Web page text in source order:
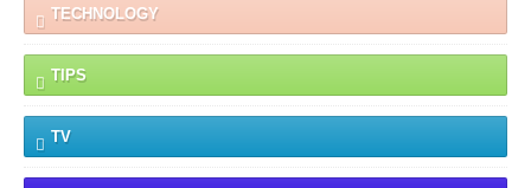
TECHNOLOGY
TIPS
TV